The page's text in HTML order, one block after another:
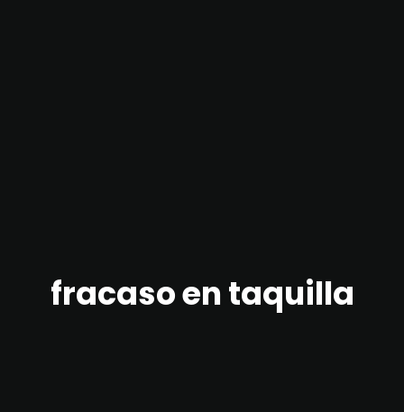
fracaso en taquilla